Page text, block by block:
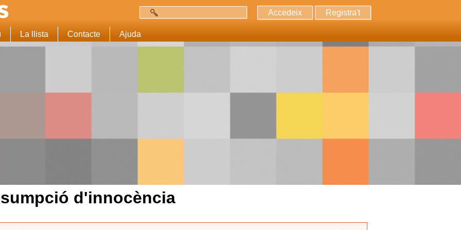
Accedeix Registra't
La llista Contacte Ajuda
d'innocència